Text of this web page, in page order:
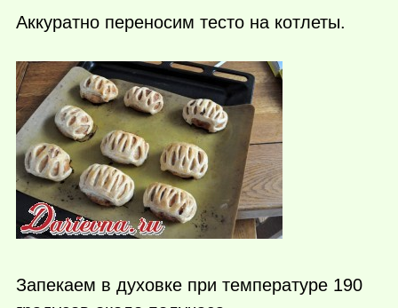
Аккуратно переносим тесто на котлеты.
Запекаем в духовке при температуре 190